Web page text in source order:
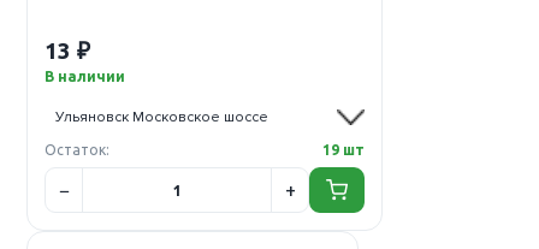
13 ₽
В наличии
Остаток: 19 шт